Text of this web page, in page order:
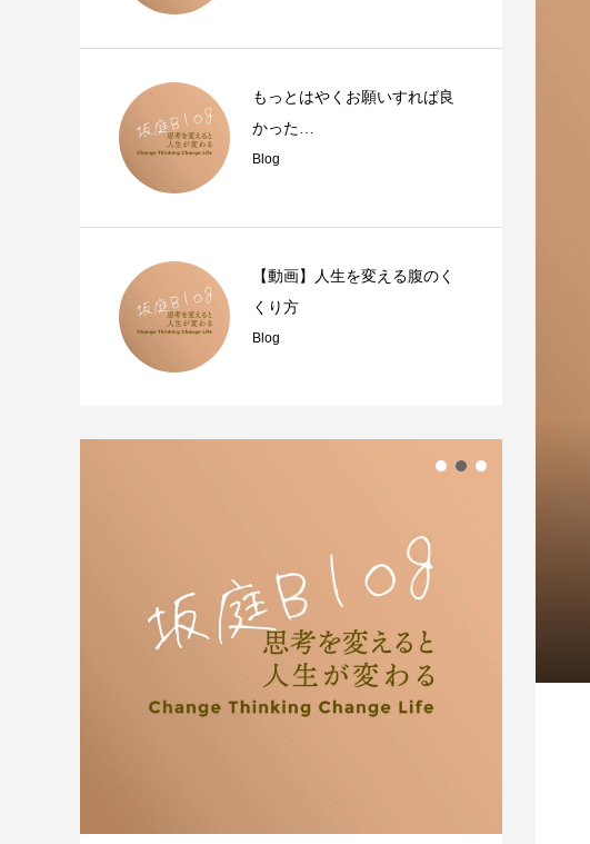
もっとはやくお願いすれば良
かった…
Blog
【動画】人生を変える腹のく
くり方
Blog